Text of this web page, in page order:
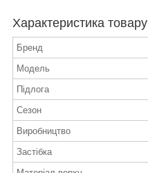
Характеристика товару
Бренд
Модель
Підлога
Сезон
Виробництво
Застібка